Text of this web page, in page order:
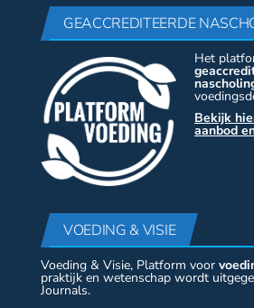
GEACCREDITEERDE
Het
Bekijk
aanbod
VOEDING & VISIE
Voeding & Visie, Platform voor
praktijk en wetenschap wordt
Journals.